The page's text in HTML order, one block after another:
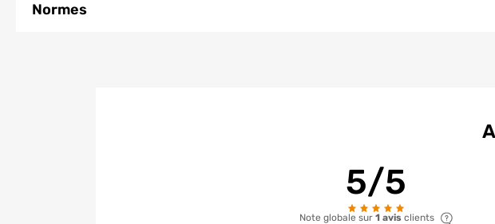
Normes
5/5
Note globale sur1 avis clients